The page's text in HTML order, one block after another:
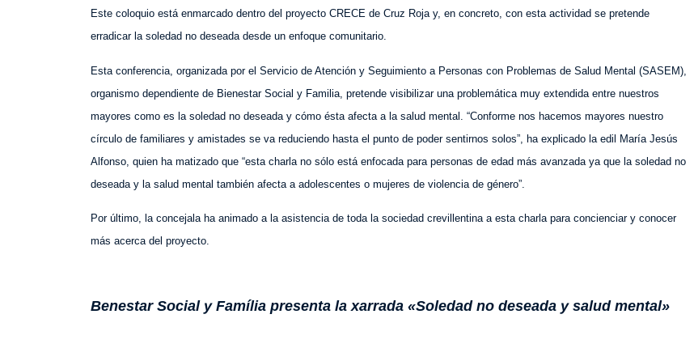
Este coloquio está enmarcado dentro del proyecto CRECE de Cruz Roja y, en concreto, con esta actividad se pretende
erradicar la soledad no deseada desde un enfoque comunitario.
Esta conferencia, organizada por el Servicio de Atención y Seguimiento a Personas con Problemas de Salud Mental (SASEM),
organismo dependiente de Bienestar Social y Familia, pretende visibilizar una problemática muy extendida entre nuestros
mayores como es la soledad no deseada y cómo ésta afecta a la salud mental. “Conforme nos hacemos mayores nuestro
círculo de familiares y amistades se va reduciendo hasta el punto de poder sentirnos solos”, ha explicado la edil María Jesús
Alfonso, quien ha matizado que “esta charla no sólo está enfocada para personas de edad más avanzada ya que la soledad no
deseada y la salud mental también afecta a adolescentes o mujeres de violencia de género”.
Por último, la concejala ha animado a la asistencia de toda la sociedad crevillentina a esta charla para concienciar y conocer
más acerca del proyecto.
Benestar Social y Família presenta la xarrada «Soledad no deseada y salud mental»